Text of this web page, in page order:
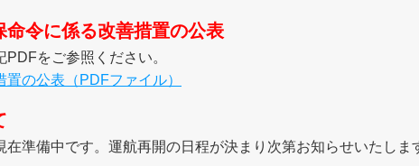
命令に係る改善措置の公表
をご参照ください。
の公表（PDFファイル）
準備中です。運航再開の日程が決まり次第お知らせいたしま